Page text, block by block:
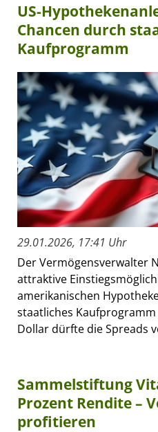
US-
Chancen durch
Kaufprogramm
29.01.2026, 17:41 Uhr
Der Vermögensverwalter
attraktive
amerikanischen
staatliches
Dollar dürfte die Spreads
Sammelstiftung
Prozent Rendite –
profitieren